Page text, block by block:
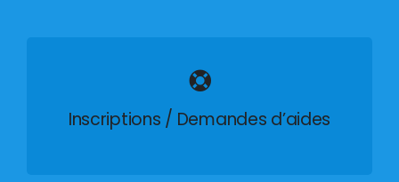
Inscriptions / Demandes d’aides